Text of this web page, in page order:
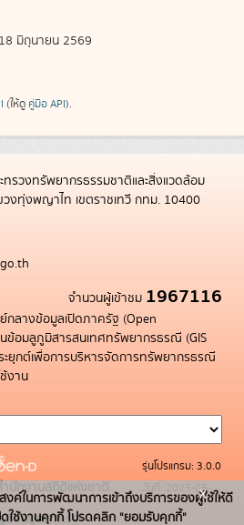
มิถุนายน 2569
(ให้ดู คู่มือ API).
รวงทรัพยากรธรรมชาติและสิ่งแวดล้อม
งทุ่งพญาไท เขตราชเทวี กทม. 10400
จำนวนผู้เข้าชม 1967116
กลางข้อมูลเปิดภาครัฐ (Open
ข้อมลูภูมิสารสนเทศทรัพยากรธรณี (GIS
ะยุกต์เพื่อการบริหารจัดการทรัพยากรธรณี
งาน
ำนักงานสถิติแห่งชาติ
ชีข้อมูลภาครัฐ
รุ่นโปรแกรม: 3.0.0
วันที่: 2025-05-
19
งค์ในการพัฒนาการเข้าถึงบริการของผู้ใช้ให้ดี
ใช้งานคุกกี้ โปรดคลิก "ยอมรับคุกกี้"
x